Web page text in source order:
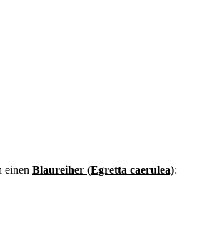
einen Blaureiher (Egretta caerulea):